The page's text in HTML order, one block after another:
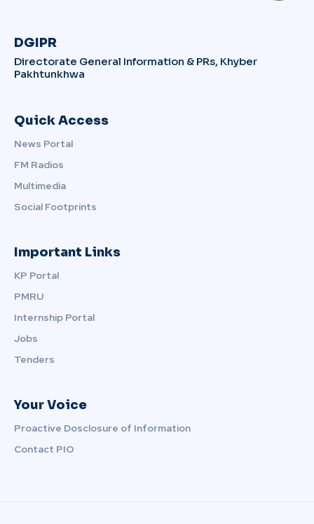
DGIPR
Directorate General Information & PRs, Khyber
Pakhtunkhwa
Quick Access
News Portal
FM Radios
Multimedia
Social Footprints
Important Links
KP Portal
PMRU
Internship Portal
Jobs
Tenders
Your Voice
Proactive Dosclosure of Information
Contact PIO